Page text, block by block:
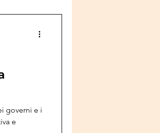
governi e i
e